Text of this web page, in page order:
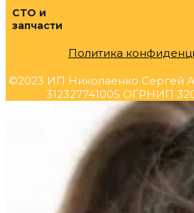
СТО и
запчасти
Политика
©2023 ИП Николаенко Сергей
312327741005 ОГРНИП